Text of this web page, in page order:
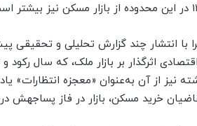
است.
اثرگذار بر بازار ملک، که سال رکود و
نیز از آن به‌عنوان «معجزه انتظارات»
خرید مسکن، بازار در فاز